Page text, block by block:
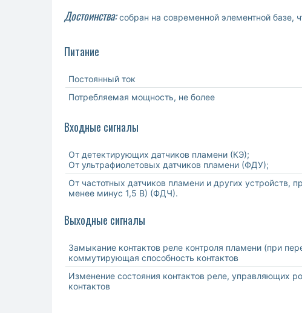
Достоинства:собран на современной элементной базе,
Питание
Постоянный ток
Потребляемая мощность, не более
Входные сигналы
От детектирующих датчиков пламени (КЭ);
От ультрафиолетовых датчиков пламени (ФДУ);
От частотных датчиков пламени и других устройств,
менее минус 1,5 В) (ФДЧ).
Выходные сигналы
Замыкание контактов реле контроля пламени (при
коммутирующая способность контактов
Изменение состояния контактов реле, управляющих
контактов